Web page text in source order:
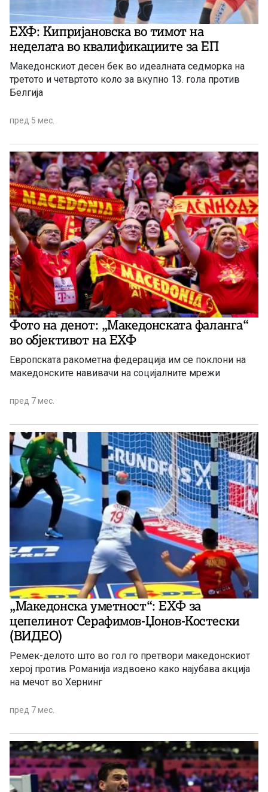
ЕХФ: Кипријановска во тимот на
неделата во квалификациите за ЕП
Македонскиот десен бек во идеалната седморка на
третото и четвртото коло за вкупно 13. гола против
Белгија
пред 5 мес.
Фото на денот: „Македонската фаланга“
во објективот на ЕХФ
Европската ракометна федерација им се поклони на
македонските навивачи на социјалните мрежи
пред 7 мес.
„Македонска уметност“: ЕХФ за
цепелинот Серафимов-Џонов-Костески
(ВИДЕО)
Ремек-делото што во гол го претвори македонскиот
херој против Романија издвоено како најубава акција
на мечот во Хернинг
пред 7 мес.